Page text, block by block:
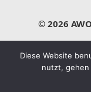
© 2026
Diese Website
nutzt, gehen